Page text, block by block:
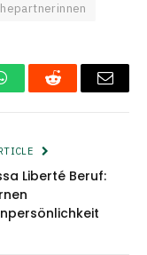
WhatsAppReddit Email
Liberté Beruf: